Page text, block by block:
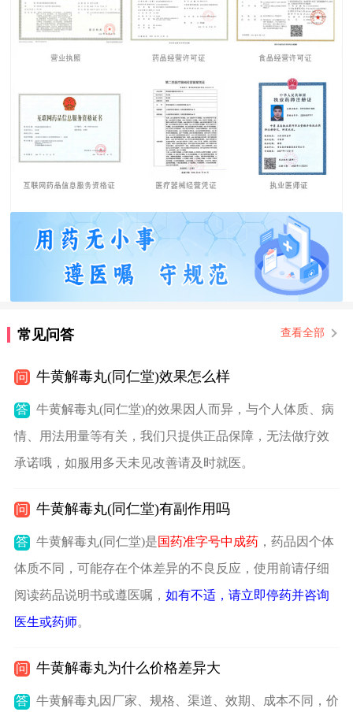
常见问答 查看全部
问 牛黄解毒丸(同仁堂)效果怎么样
答 牛黄解毒丸(同仁堂)的效果因人而异，与个人体质、病
情、用法用量等有关，我们只提供正品保障，无法做疗效
承诺哦，如服用多天未见改善请及时就医。
问 牛黄解毒丸(同仁堂)有副作用吗
答 牛黄解毒丸(同仁堂)是国药准字号中成药，药品因个体
体质不同，可能存在个体差异的不良反应，使用前请仔细
阅读药品说明书或遵医嘱， 如有不适，请立即停药并咨询
医生或药师。
问 牛黄解毒丸为什么价格差异大
答 牛黄解毒丸因厂家、规格、渠道、效期、成本不同，价